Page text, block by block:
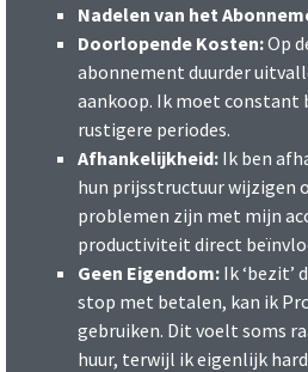
Nadelen van het
Doorlopende Kosten:Op
abonnement duurder
aankoop. Ik moet constant
rustigere periodes.
Afhankelijkheid: Ik ben
hun prijsstructuur wijzigen
problemen zijn met mijn
productiviteit direct
Geen Eigendom: Ik ‘bezit’
stop met betalen, kan ik
gebruiken. Dit voelt soms
huur, terwijl ik eigenlijk